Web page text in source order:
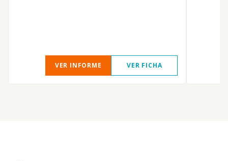
VER INFORME VER FICHA